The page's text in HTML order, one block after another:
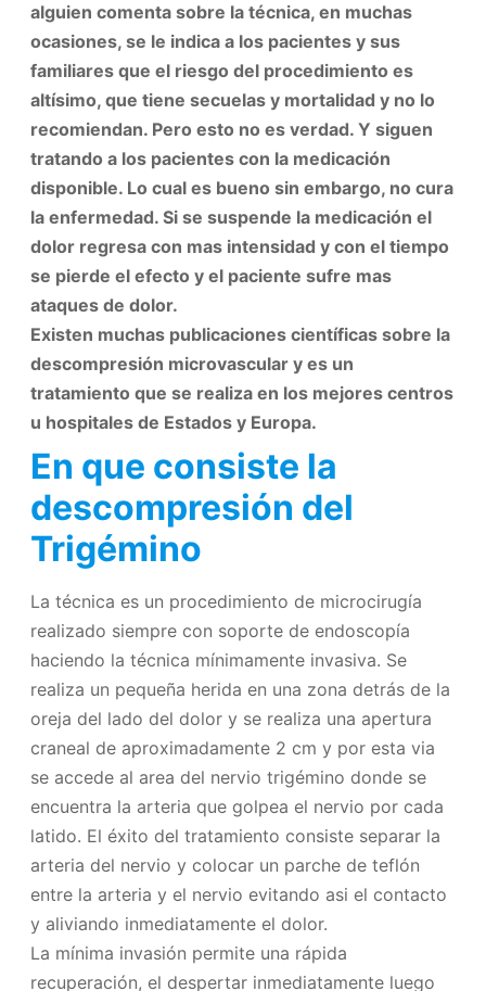
alguien comenta sobre la técnica, en muchas
ocasiones, se le indica a los pacientes y sus
familiares que el riesgo del procedimiento es
altísimo, que tiene secuelas y mortalidad y no lo
recomiendan. Pero esto no es verdad. Y siguen
tratando a los pacientes con la medicación
disponible. Lo cual es bueno sin embargo, no cura
la enfermedad. Si se suspende la medicación el
dolor regresa con mas intensidad y con el tiempo
se pierde el efecto y el paciente sufre mas
ataques de dolor.
Existen muchas publicaciones científicas sobre la
descompresión microvascular y es un
tratamiento que se realiza en los mejores centros
u hospitales de Estados y Europa.
En que consiste la
descompresión del
Trigémino
La técnica es un procedimiento de microcirugía
realizado siempre con soporte de endoscopía
haciendo la técnica mínimamente invasiva. Se
realiza un pequeña herida en una zona detrás de la
oreja del lado del dolor y se realiza una apertura
craneal de aproximadamente 2 cm y por esta via
se accede al area del nervio trigémino donde se
encuentra la arteria que golpea el nervio por cada
latido. El éxito del tratamiento consiste separar la
arteria del nervio y colocar un parche de teflón
entre la arteria y el nervio evitando asi el contacto
y aliviando inmediatamente el dolor.
La mínima invasión permite una rápida
recuperación, el despertar inmediatamente luego